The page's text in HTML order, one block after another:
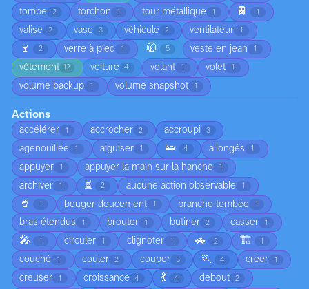
tombe 2 torchon 1 tour métallique 1 🚆 1
valise 2 vase 3 véhicule 2 ventilateur 1
🍷 2 verre à pied 1 🧥 5 veste en jean 1
vêtement 12 voiture 4 volant 1 volet 1
volume backup 1 volume snapshot 1
Actions
accélérer 1 accrocher 2 accroupi 3
agenouillée 1 aiguiser 1 🛌 4 allongés 1
appuyer 1 appuyer la main sur la hanche 1
archiver 1 ⏳ 2 aucune action observable 1
🥤 1 bouger doucement 1 branche tombée 1
bras étendus 1 brouter 1 butiner 2 casser 1
🎤 1 circuler 1 clignoter 1 🚗 2 🏗️ 1
couché 1 couler 2 couper 3 🏃 4 créer 1
creuser 1 croissance 4 💃 4 debout 2